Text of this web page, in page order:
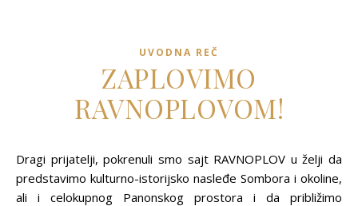
UVODNA REČ
ZAPLOVIMO
RAVNOPLOVOM!
Dragi prijatelji, pokrenuli smo sajt RAVNOPLOV u želji da
predstavimo kulturno-istorijsko nasleđe Sombora i okoline,
ali i celokupnog Panonskog prostora i da približimo